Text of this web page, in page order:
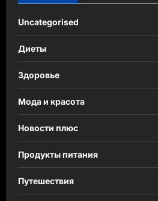
Uncategorised
Диеты
Здоровье
Мода и красота
Новости плюс
Продукты питания
Путешествия